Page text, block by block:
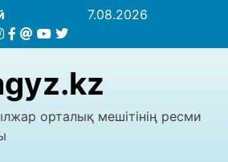
7.08.2026
орталық мешітінің ресми